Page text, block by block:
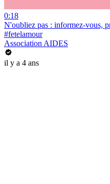
0:18
N'oubliez pas : informez-vous,
#fetelamour
Association AIDES
il y a 4 ans